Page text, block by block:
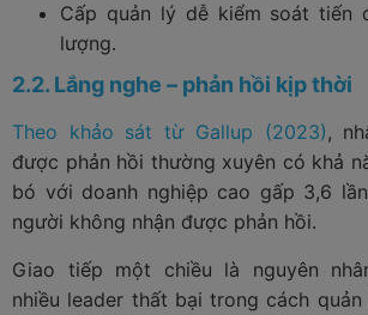
Cấp quản lý dễ kiểm soát tiến
lượng.
2.2. Lắng nghe – phản hồi kịp thời
Theo khảo sát từ Gallup (2023),
được phản hồi thường xuyên có khả
bó với doanh nghiệp cao gấp 3,6
người không nhận được phản hồi.
Giao tiếp một chiều là nguyên
nhiều leader thất bại trong cách quản